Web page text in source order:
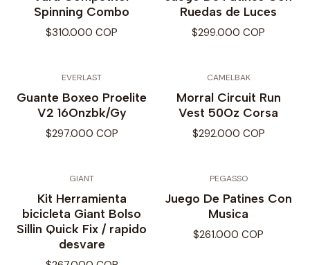
Spinning Combo
$310.000 COP
Ruedas de Luces
$299.000 COP
EVERLAST
Guante Boxeo Proelite
V2 16Onzbk/Gy
$297.000 COP
CAMELBAK
Morral Circuit Run
Vest 50Oz Corsa
$292.000 COP
GIANT
Kit Herramienta
bicicleta Giant Bolso
Sillin Quick Fix / rapido
desvare
PEGASSO
Juego De Patines Con
Musica
$261.000 COP